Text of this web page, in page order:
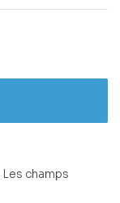
Les champs